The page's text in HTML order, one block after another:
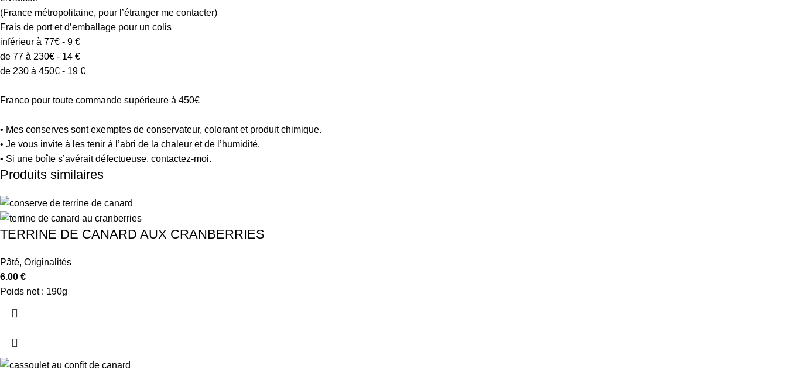
(France métropolitaine, pour l’étranger me contacter)
Frais de port et d’emballage pour un colis
inférieur à 77€ - 9 €
de 77 à 230€ - 14 €
de 230 à 450€ - 19 €
Franco pour toute commande supérieure à 450€
• Mes conserves sont exemptes de conservateur, colorant et produit chimique.
• Je vous invite à les tenir à l’abri de la chaleur et de l’humidité.
• Si une boîte s’avérait défectueuse, contactez-moi.
Produits similaires
TERRINE DE CANARD AUX CRANBERRIES
Pâté, Originalités
6.00 €
Poids net : 190g